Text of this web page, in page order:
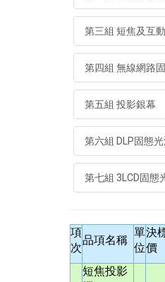
第三組 短焦及互
第四組 無線網路
第五組 投影銀幕
第六組 DLP固態
第七組 3LCD固態
項
次
品項名稱
單
位
決
價
短焦投影